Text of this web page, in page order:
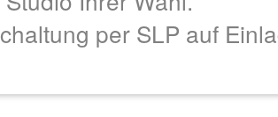
per SLP auf